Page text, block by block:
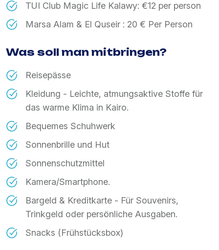
TUI Club Magic Life Kalawy: €12 per person
Marsa Alam & El Quseir : 20 € Per Person
Was soll man mitbringen?
Reisepässe
Kleidung - Leichte, atmungsaktive Stoffe für
das warme Klima in Kairo.
Bequemes Schuhwerk
Sonnenbrille und Hut
Sonnenschutzmittel
Kamera/Smartphone.
Bargeld & Kreditkarte - Für Souvenirs,
Trinkgeld oder persönliche Ausgaben.
Snacks (Frühstücksbox)